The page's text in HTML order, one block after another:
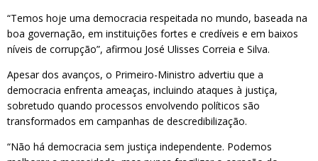
“Temos hoje uma democracia respeitada no mundo, baseada na
boa governação, em instituições fortes e credíveis e em baixos
níveis de corrupção”, afirmou José Ulisses Correia e Silva.
Apesar dos avanços, o Primeiro-Ministro advertiu que a
democracia enfrenta ameaças, incluindo ataques à justiça,
sobretudo quando processos envolvendo políticos são
transformados em campanhas de descredibilização.
“Não há democracia sem justiça independente. Podemos